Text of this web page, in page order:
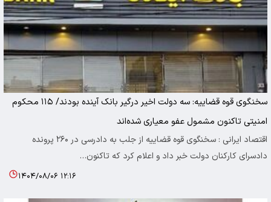
سخنگوی قوه قضاییه: سه دولت اخیر درگیر بانک آینده بودند/ ۱۱۵ محکوم
امنیتی تاکنون مشمول عفو معیاری شده‌اند
اقتصاد ایرانی : سخنگوی قوه قضاییه از جلب به دادرسی در ۲۶۰ پرونده
دادسرای کارکنان دولت خبر داد و اعلام کرد که تاکنون…
۱۴۰۴/۰۸/۰۶ ۱۲:۱۶